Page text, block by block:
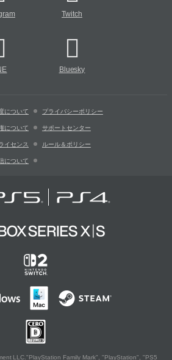
Twitch
Bluesky
について プライバシーポリシー
について サポートセンター
イセンス ルール＆ポリシー
について
LLC."PlayStation Family Mark", "PlayStation", "PS5